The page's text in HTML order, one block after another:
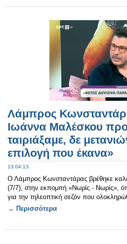
Λάμπρος
Ιωάννα Μαλέσκου
ταιριάξαμε, δε
επιλογή που έκανα»
13:04:13
Ο Λάμπρος Κωνσταντάρας βρέθηκε
(7/7), στην εκπομπή «Νωρίς - Νωρίς»,
για την τηλεοπτική σεζόν που
→ Περισσότερα